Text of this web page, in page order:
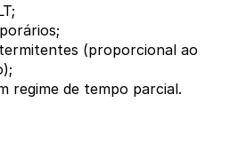
(proporcional ao
regime de tempo parcial.